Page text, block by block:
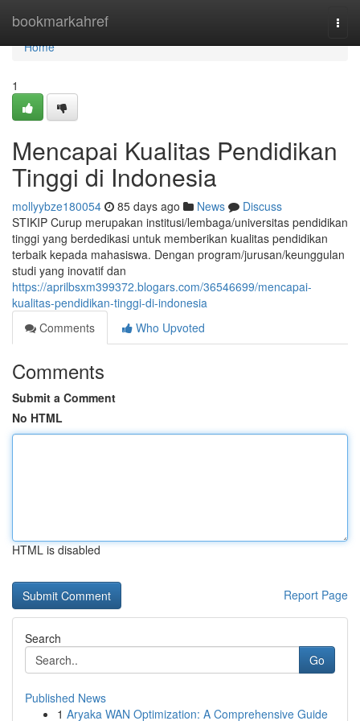
bookmarkahref
Home
Home
1
Mencapai Kualitas Pendidikan
Tinggi di Indonesia
mollyybze180054 85 days ago News
Discuss
STIKIP Curup merupakan institusi/lembaga/universitas pendidikan
tinggi yang berdedikasi untuk memberikan kualitas pendidikan
terbaik kepada mahasiswa. Dengan program/jurusan/keunggulan
studi yang inovatif dan
https://aprilbsxm399372.blogars.com/36546699/mencapai-
kualitas-pendidikan-tinggi-di-indonesia
Comments
Who Upvoted
Comments
Submit a Comment
No HTML
HTML is disabled
Report Page
Search
Go
Published News
1 Aryaka WAN Optimization: A Comprehensive Guide